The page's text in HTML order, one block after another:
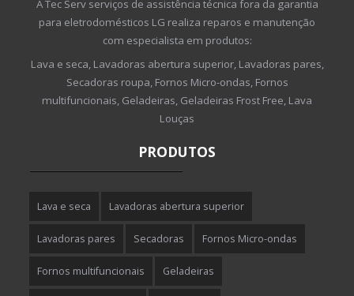
A Tec Serv serviços de assistência técnica fora da garantia
para eletrodomésticos LG realiza reparos e manutenção
com especialista em produtos:
Lava e seca, Lavadoras abertura superior, Lavadoras pares,
Secadoras roupa, Fornos Micro-ondas, Fornos
multifuncionais, Geladeiras, Geladeiras Frost Free, Lava
Louças
PRODUTOS
Lava e seca Lavadoras abertura superior
Lavadoras pares Secadoras Fornos Micro-ondas
Fornos multifuncionais Geladeiras